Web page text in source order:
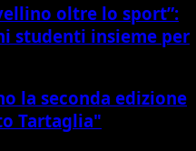
oltre lo sport”:
studenti insieme per
la seconda edizione
Tartaglia"